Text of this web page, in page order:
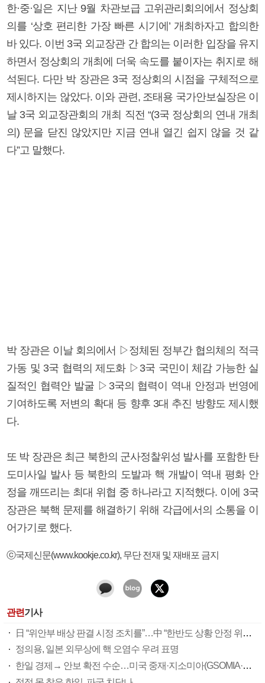
한·중·일은 지난 9월 차관보급 고위관리회의에서 정상회
의를 ‘상호 편리한 가장 빠른 시기에’ 개최하자고 합의한
바 있다. 이번 3국 외교장관 간 합의는 이러한 입장을 유지
하면서 정상회의 개최에 더욱 속도를 붙이자는 취지로 해
석된다. 다만 박 장관은 3국 정상회의 시점을 구체적으로
제시하지는 않았다. 이와 관련, 조태용 국가안보실장은 이
날 3국 외교장관회의 개최 직전 “(3국 정상회의 연내 개최
의) 문을 닫진 않았지만 지금 연내 열긴 쉽지 않을 것 같
다”고 말했다.
박 장관은 이날 회의에서 ▷정체된 정부간 협의체의 적극
가동 및 3국 협력의 제도화 ▷3국 국민이 체감 가능한 실
질적인 협력안 발굴 ▷3국의 협력이 역내 안정과 번영에
기여하도록 저변의 확대 등 향후 3대 추진 방향도 제시했
다.
또 박 장관은 최근 북한의 군사정찰위성 발사를 포함한 탄
도미사일 발사 등 북한의 도발과 핵 개발이 역내 평화 안
정을 깨뜨리는 최대 위협 중 하나라고 지적했다. 이에 3국
장관은 북핵 문제를 해결하기 위해 각급에서의 소통을 이
어가기로 했다.
ⓒ국제신문(www.kookje.co.kr), 무단 전재 및 재배포 금지
관련기사
日 “위안부 배상 판결 시정 조치를”…中 “한반도 상황 안정 위해 돕겠다”
정의용, 일본 외무상에 핵 오염수 우려 표명
한일 경제→ 안보 확전 수순…미국 중재·지소미아(GSOMIA·한일 군사정보보호협정) ‘막판 변수’